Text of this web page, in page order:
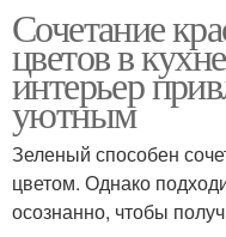
Сочетание
цветов в
интерьер
уютным
Зеленый способен
цветом. Однако
осознанно, чтобы